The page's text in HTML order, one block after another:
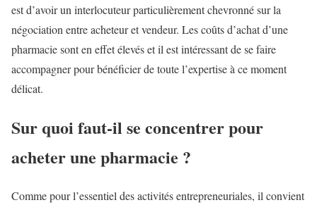
est d’avoir un interlocuteur particulièrement chevronné sur la
négociation entre acheteur et vendeur. Les coûts d’achat d’une
pharmacie sont en effet élevés et il est intéressant de se faire
accompagner pour bénéficier de toute l’expertise à ce moment
délicat.
Sur quoi faut-il se concentrer pour
acheter une pharmacie ?
Comme pour l’essentiel des activités entrepreneuriales, il convient